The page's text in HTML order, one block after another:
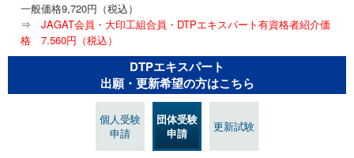
一般価格9,720円（税込）
⇒ JAGAT会員・大印工組合員・DTPエキスパート有資格者紹介価
格 7.560円（税込）
DTPエキスパート
出願・更新希望の方はこちら
個人受験
申請
団体受験
申請
更新試験